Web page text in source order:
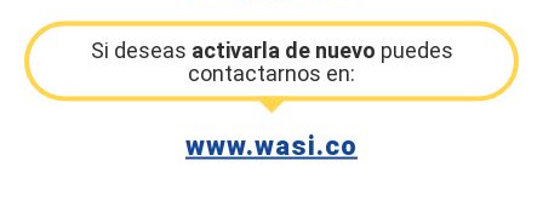
Si deseas activarla de nuevo puedes
contactarnos en:
www.wasi.co